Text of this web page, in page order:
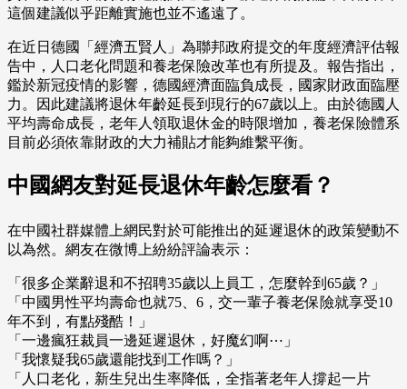
這個建議似乎距離實施也並不遙遠了。
在近日德國「經濟五賢人」為聯邦政府提交的年度經濟評估報
告中，人口老化問題和養老保險改革也有所提及。報告指出，
鑑於新冠疫情的影響，德國經濟面臨負成長，國家財政面臨壓
力。因此建議將退休年齡延長到現行的67歲以上。由於德國人
平均壽命成長，老年人領取退休金的時限增加，養老保險體系
目前必須依靠財政的大力補貼才能夠維繫平衡。
中國網友對延長退休年齡怎麼看？
在中國社群媒體上網民對於可能推出的延遲退休的政策變動不
以為然。網友在微博上紛紛評論表示：
「很多企業辭退和不招聘35歲以上員工，怎麼幹到65歲？」
「中國男性平均壽命也就75、6，交一輩子養老保險就享受10
年不到，有點殘酷！」
「一邊瘋狂裁員一邊延遲退休，好魔幻啊⋯」
「我懷疑我65歲還能找到工作嗎？」
「人口老化，新生兒出生率降低，全指著老年人撐起一片